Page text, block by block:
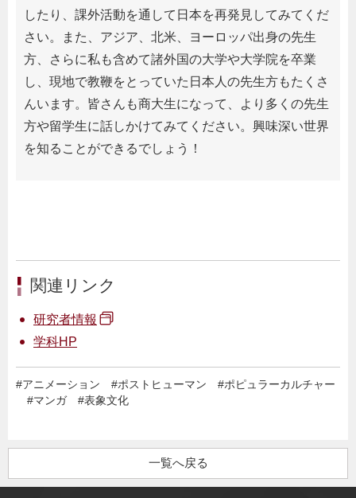
したり、課外活動を通して日本を再発見してみてくだ
さい。また、アジア、北米、ヨーロッパ出身の先生
方、さらに私も含めて諸外国の大学や大学院を卒業
し、現地で教鞭をとっていた日本人の先生方もたくさ
んいます。皆さんも商大生になって、より多くの先生
方や留学生に話しかけてみてください。興味深い世界
を知ることができるでしょう！
関連リンク
研究者情報
学科HP
#アニメーション #ポストヒューマン #ポピュラーカルチャー
#マンガ#表象文化
一覧へ戻る